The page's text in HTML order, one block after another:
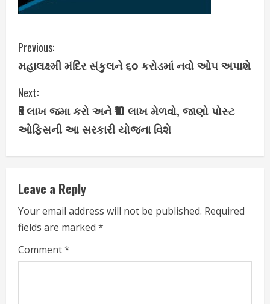
C
o
n
t
i
n
u
e
R
Previous:
મહાલક્ષ્મી મંદિર સંકુલને ૬૦ કરોડમાં નવો ઓપ અપાશે
Next:
₹5 લાખ જમા કરો અને ₹10 લાખ મેળવો, જાણો પોસ્ટ
ઓફિસની આ સરકારી યોજના વિશે
Leave a Reply
Your email address will not be published. Required
fields are marked *
Comment*